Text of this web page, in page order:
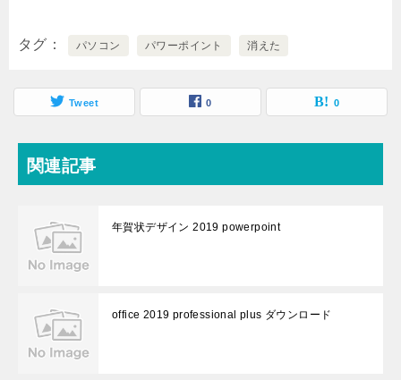
タグ パソコン パワーポイント 消えた
Tweet 0 0
関連記事
年賀状デザイン 2019 powerpoint
office 2019 professional plus ダウンロード